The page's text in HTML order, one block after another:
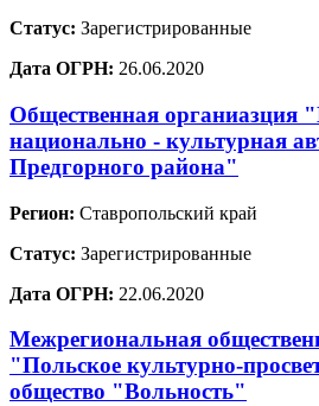
Статус: Зарегистрированные
Дата ОГРН: 26.06.2020
Общественная органиазция
национально - культурная
Предгорного района"
Регион: Ставропольский край
Статус: Зарегистрированные
Дата ОГРН: 22.06.2020
Межрегиональная
"Польское культурно-
общество "Вольность"